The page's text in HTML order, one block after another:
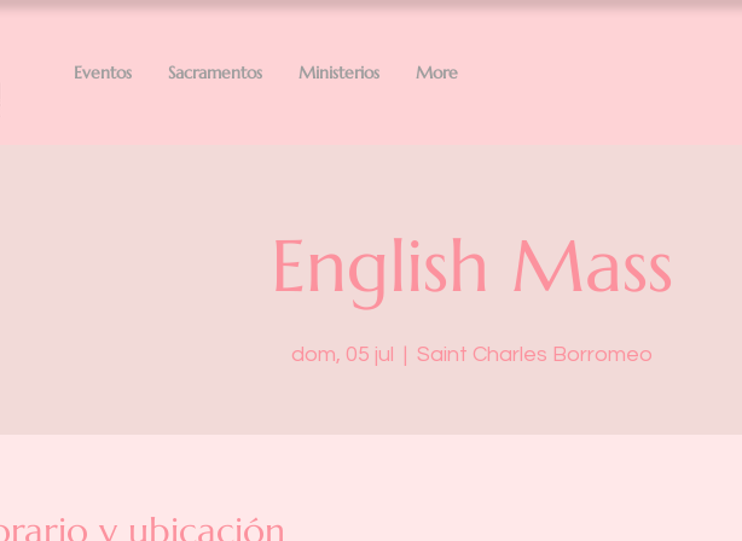
Eventos Sacramentos Ministerios More
English Mass
dom, 05 jul
  |
Saint Charles Borromeo
y ubicación